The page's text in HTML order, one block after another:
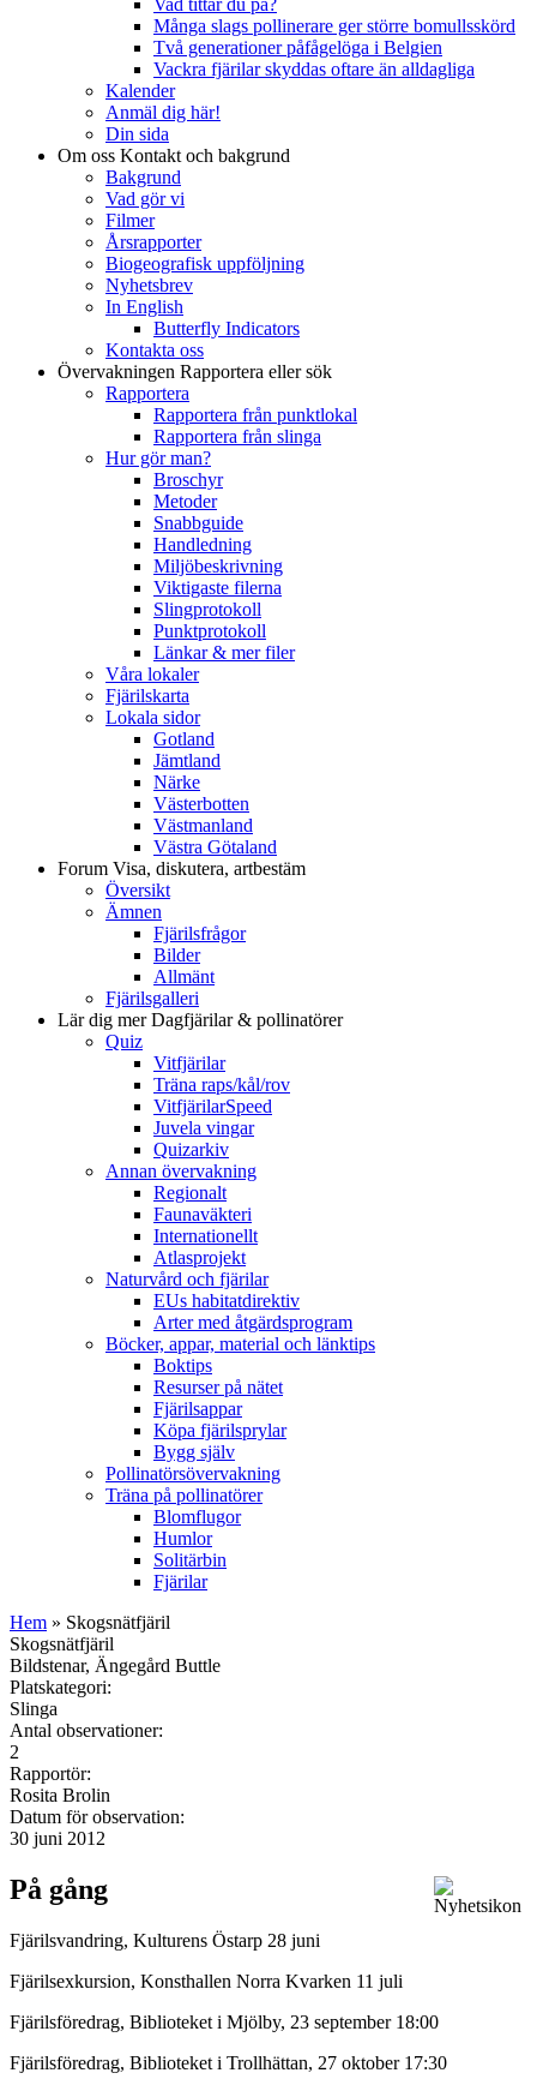
Många slags pollinerare ger större bomullsskörd
Två generationer påfågelöga i Belgien
Vackra fjärilar skyddas oftare än alldagliga
Kalender
Anmäl dig här!
Din sida
Om oss Kontakt och bakgrund
Bakgrund
Vad gör vi
Filmer
Årsrapporter
Biogeografisk uppföljning
Nyhetsbrev
In English
Butterfly Indicators
Kontakta oss
Övervakningen Rapportera eller sök
Rapportera
Rapportera från punktlokal
Rapportera från slinga
Hur gör man?
Broschyr
Metoder
Snabbguide
Handledning
Miljöbeskrivning
Viktigaste filerna
Slingprotokoll
Punktprotokoll
Länkar & mer filer
Våra lokaler
Fjärilskarta
Lokala sidor
Gotland
Jämtland
Närke
Västerbotten
Västmanland
Västra Götaland
Forum Visa, diskutera, artbestäm
Översikt
Ämnen
Fjärilsfrågor
Bilder
Allmänt
Fjärilsgalleri
Lär dig merDagfjärilar & pollinatörer
Quiz
Vitfjärilar
Träna raps/kål/rov
VitfjärilarSpeed
Juvela vingar
Quizarkiv
Annan övervakning
Regionalt
Faunaväkteri
Internationellt
Atlasprojekt
Naturvård och fjärilar
EUs habitatdirektiv
Arter med åtgärdsprogram
Böcker, appar, material och länktips
Boktips
Resurser på nätet
Fjärilsappar
Köpa fjärilsprylar
Bygg själv
Pollinatörsövervakning
Träna på pollinatörer
Blomflugor
Humlor
Solitärbin
Fjärilar
Hem » Skogsnätfjäril
Skogsnätfjäril
Bildstenar, Ängegård Buttle
Platskategori:
Slinga
Antal observationer:
2
Rapportör:
Rosita Brolin
Datum för observation:
30 juni 2012
På gång
Fjärilsvandring, Kulturens Östarp 28 juni
Fjärilsexkursion, Konsthallen Norra Kvarken 11 juli
Fjärilsföredrag, Biblioteket i Mjölby, 23 september 18:00
Fjärilsföredrag, Biblioteket i Trollhättan, 27 oktober 17:30